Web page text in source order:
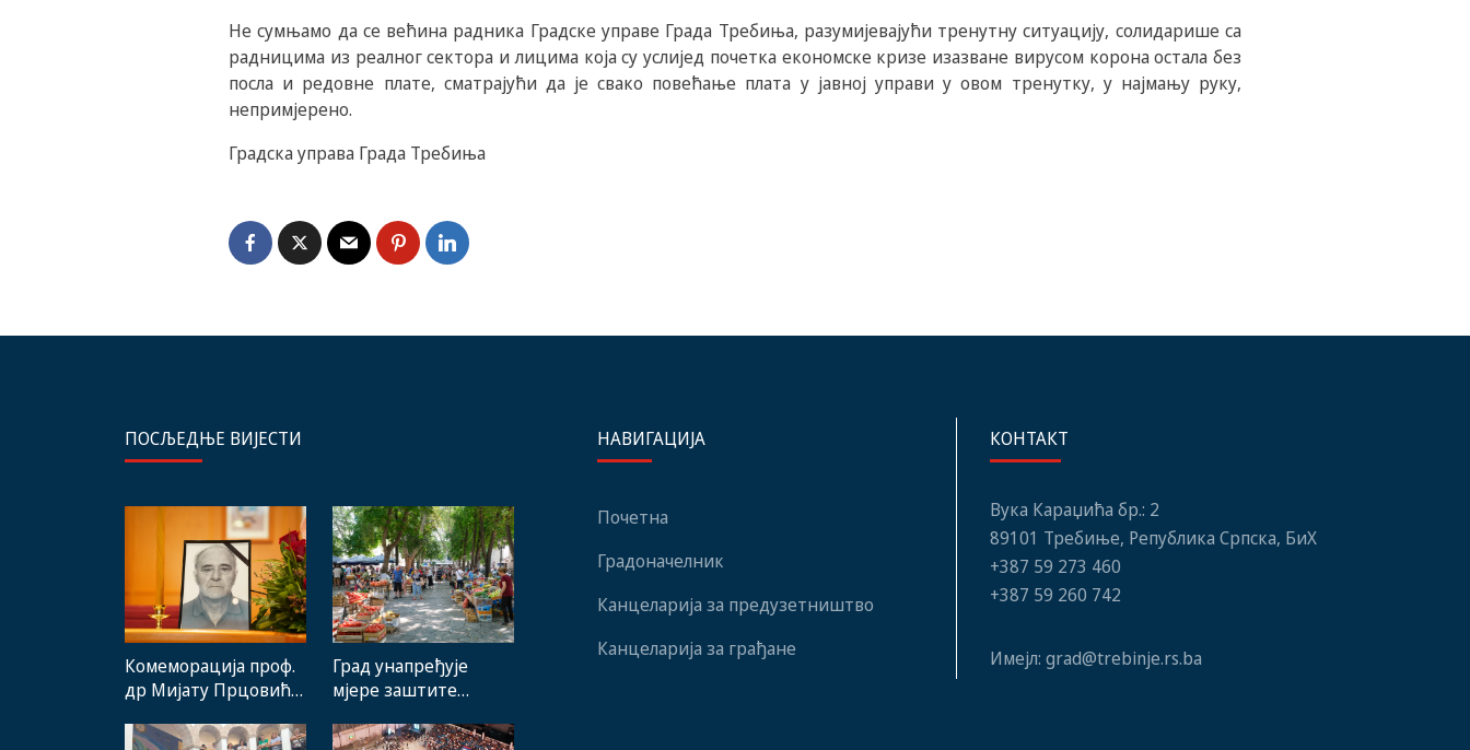
Не сумњамо да се већина радника Градске управе Града Требиња, разумијевајући тренутну ситуацију, солидарише са
радницима из реалног сектора и лицима која су услијед почетка економске кризе изазване вирусом корона остала без
посла и редовне плате, сматрајући да је свако повећање плата у јавној управи у овом тренутку, у најмању руку,
непримјерено.
Градска управа Града Требиња
ПОСЉЕДЊЕ ВИЈЕСТИ
Комеморација проф.
др Мијату Прцовићу:
стручњака и човјека
Град унапређује
мјере заштите
произвођача и рад
НАВИГАЦИЈА
Почетна
Градоначелник
Канцеларија за предузетништво
Канцеларија за грађане
КОНТАКТ
Вука Караџића бр.: 2
89101 Требиње, Република Српска, БиХ
+387 59 273 460
+387 59 260 742
Имејл: grad@trebinje.rs.ba